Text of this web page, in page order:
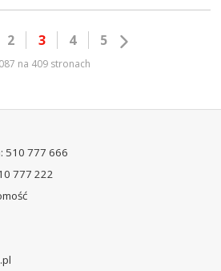
2 3 4 5
na 409 stronach
510 777 666
777 222